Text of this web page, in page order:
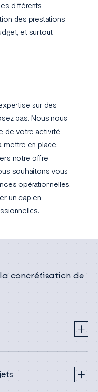
différents
des prestations
et surtout
sur des
pas. Nous nous
de votre activité
mettre en place.
notre offre
souhaitons vous
opérationnelles.
un cap en
concrétisation de